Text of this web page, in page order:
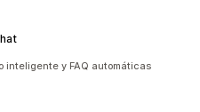
inteligente y FAQ automáticas